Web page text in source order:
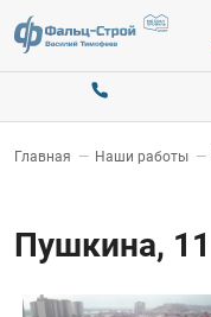
Главная — Наши работы —
Пушкина, 11